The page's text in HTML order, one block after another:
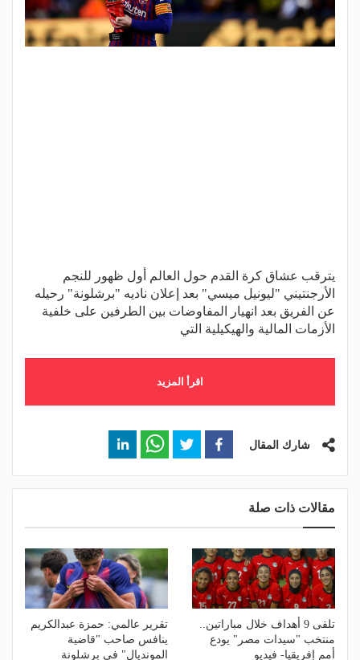
يترقب عشاق كرة القدم حول العالم أول ظهور للنجم
الأرجنتيني "ليونيل ميسي" بعد إعلان ناديه "برشلونة" رحيله
عن الفريق بعد انهيار المفاوضات بين الطرفين على خلفية
الأزمات المالية والهيكيلية التي
اقرأ المزيد
شارك المقال
مقالات ذات صلة
تلقى 9 أهداف خلال مباراتين..
منتخب "سيدات مصر" يودع
أمم إفريقيا- فيديو
تقرير عالمي: حمزة عبدالكريم
ينافس صاحب "قاضية
المونديال" في برشلونة